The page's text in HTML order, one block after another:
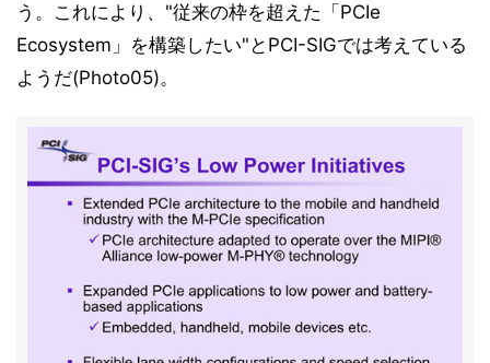
う。これにより、"従来の枠を超えた「PCIe
Ecosystem」を構築したい"とPCI-SIGでは考えている
ようだ(Photo05)。